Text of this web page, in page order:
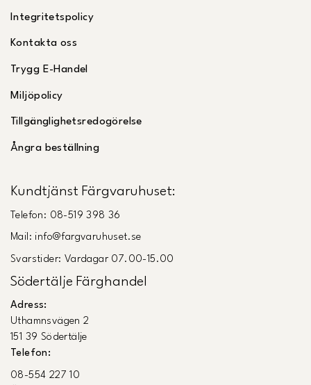
Integritetspolicy
Kontakta oss
Trygg E-Handel
Miljöpolicy
Tillgänglighetsredogörelse
Ångra beställning
Kundtjänst Färgvaruhuset:
Telefon: 08-519 398 36
Mail: info@fargvaruhuset.se
Svarstider: Vardagar 07.00-15.00
Södertälje Färghandel
Adress:
Uthamnsvägen 2
151 39 Södertälje
Telefon:
08-554 227 10